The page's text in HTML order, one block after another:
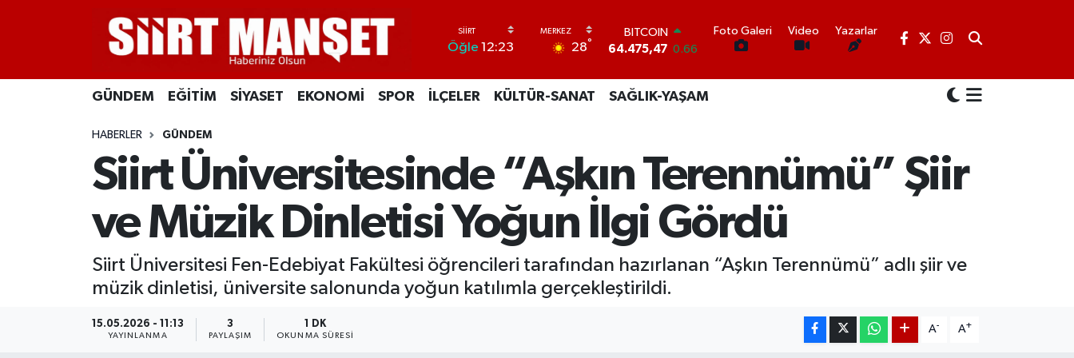
Öğle 12:23 28°
BITCOIN
64.475,47 0.66
47,5971 0.05
EURO
GRAM ALTIN
0.54
13.703
0
Foto Galeri Video Yazarlar
GÜNDEM EĞİTİM SİYASET EKONOMİ SPOR İLÇELER KÜLTÜR-SANAT SAĞLIK-YAŞAM
HABERLER GÜNDEM
Siirt Üniversitesinde “Aşkın Terennümü” Şiir
ve Müzik Dinletisi Yoğun İlgi Gördü
Siirt Üniversitesi Fen-Edebiyat Fakültesi öğrencileri tarafından hazırlanan “Aşkın Terennümü” adlı şiir ve
müzik dinletisi, üniversite salonunda yoğun katılımla gerçekleştirildi.
15.05.2026 - 11:13
YAYINLANMA
3
PAYLAŞIM
1 DK
OKUNMA SÜRESI
A- A+
SİYASET
EKONOMİ
İLÇELER
Siirt Nöbetçi Eczaneler
Siirt Hava Durumu
Siirt Namaz Vakitleri
Siirt Trafik Yoğunluk Haritası
Süper Lig Puan Durumu ve Fikstür
Tüm Manşetler